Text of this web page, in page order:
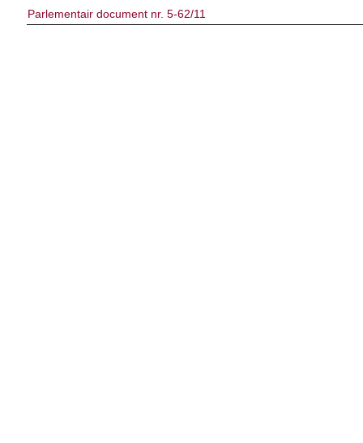
Parlementair document nr. 5-62/11